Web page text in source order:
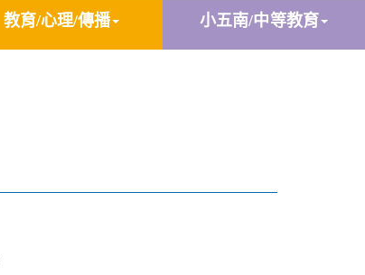
教育/心理/傳播 小五南/中等教育